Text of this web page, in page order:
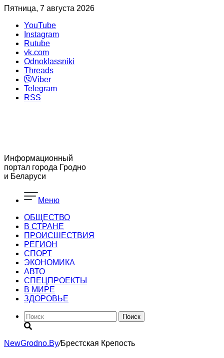
Пятница, 7 августа 2026
YouTube
Instagram
Rutube
vk.com
Odnoklassniki
Threads
Viber
Telegram
RSS
Информационный
портал города Гродно
и Беларуси
Меню
ОБЩЕСТВО
В СТРАНЕ
ПРОИСШЕСТВИЯ
РЕГИОН
CПОРТ
ЭКОНОМИКА
АВТО
СПЕЦПРОЕКТЫ
В МИРЕ
ЗДОРОВЬЕ
Поиск
NewGrodno.By/Брестская Крепость